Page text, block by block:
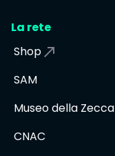
La rete
Shop
SAM
Museo della Zecca
CNAC